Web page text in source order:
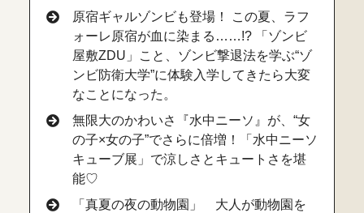
原宿ギャルゾンビも登場！ この夏、ラフ
ォーレ原宿が血に染まる……!? 「ゾンビ
屋敷ZDU」こと、ゾンビ撃退法を学ぶ“ゾ
ンビ防衛大学”に体験入学してきたら大変
なことになった。
無限大のかわいさ『水中ニーソ』が、“女
の子×女の子”でさらに倍増！「水中ニーソ
キューブ展」で涼しさとキュートさを堪
能♡
「真夏の夜の動物園」 大人が動物園を